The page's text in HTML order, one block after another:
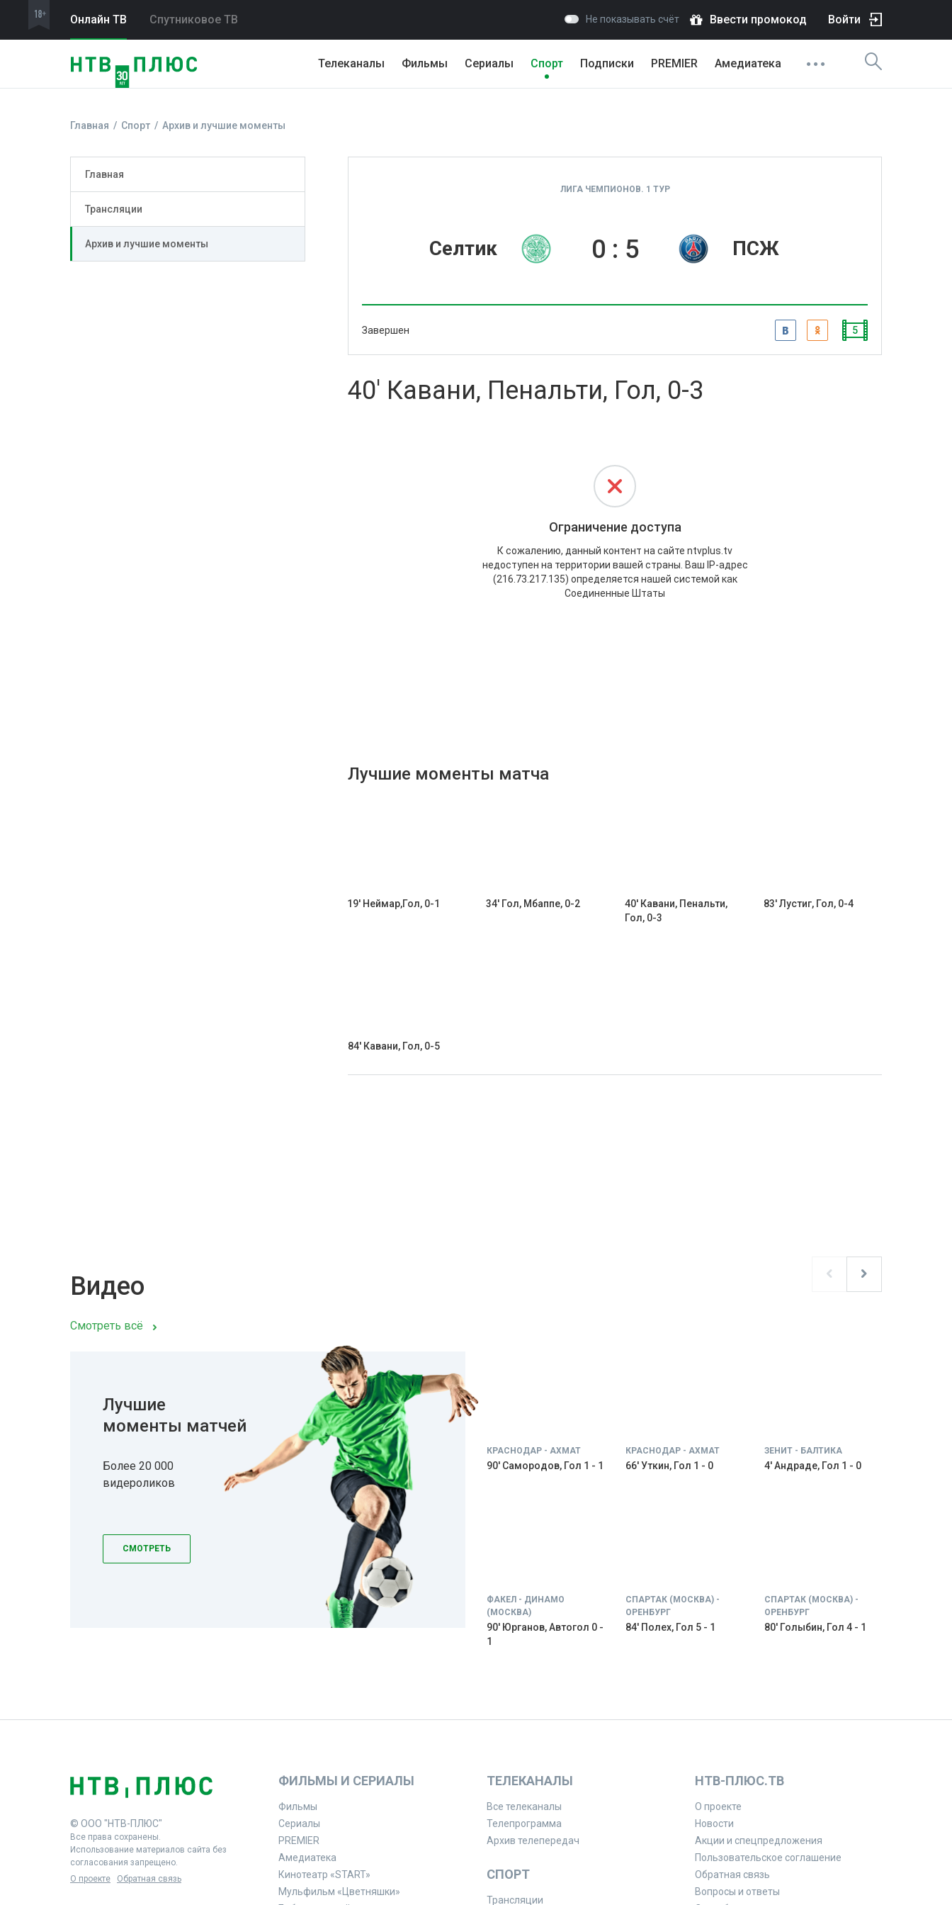
Онлайн ТВ Спутниковое ТВ Не показывать счёт Ввести промокод Войти
Телеканалы Фильмы Сериалы Спорт Подписки PREMIER Амедиатека
Главная Спорт Архив и лучшие моменты
Главная
Трансляции
Архив и лучшие моменты
ЛИГА ЧЕМПИОНОВ. 1 ТУР
Селтик ПСЖ
0 : 5
Завершен 5
40' Кавани, Пенальти, Гол, 0-3
Лучшие моменты матча
19' Неймар,Гол, 0-1 34' Гол, Мбаппе, 0-2
40' Кавани, Пенальти,
Гол, 0-3
83' Лустиг, Гол, 0-4
84' Кавани, Гол, 0-5
Видео
Смотреть всё
Лучшие
моменты матчей
Более 20 000
видероликов
СМОТРЕТЬ
КРАСНОДАР - АХМАТ
90' Самородов, Гол 1 - 1
КРАСНОДАР - АХМАТ
66' Уткин, Гол 1 - 0
ЗЕНИТ - БАЛТИКА
4' Андраде, Гол 1 - 0
ФАКЕЛ - ДИНАМО
(МОСКВА)
90' Юрганов, Автогол 0 -
1
СПАРТАК (МОСКВА) -
ОРЕНБУРГ
84' Полех, Гол 5 - 1
СПАРТАК (МОСКВА) -
ОРЕНБУРГ
80' Голыбин, Гол 4 - 1
© ООО "НТВ-ПЛЮС"
Все права сохранены.
Использование материалов сайта без
согласования запрещено.
О проекте
Обратная связь
ФИЛЬМЫ И СЕРИАЛЫ
Фильмы
Сериалы
PREMIER
Амедиатека
Кинотеатр «START»
Мульфильм «Цветняшки»
ТЕЛЕКАНАЛЫ
Все телеканалы
Телепрограмма
Архив телепередач
СПОРТ
Трансляции
НТВ-ПЛЮС.ТВ
О проекте
Новости
Акции и спецпредложения
Пользовательское соглашение
Обратная связь
Вопросы и ответы